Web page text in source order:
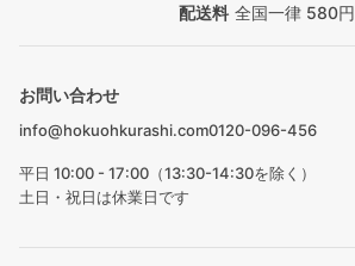
配送料 全国一律 580円
お問い合わせ
info@hokuohkurashi.com0120-096-456
平日 10:00 - 17:00（13:30-14:30を除く）
土日・祝日は休業日です